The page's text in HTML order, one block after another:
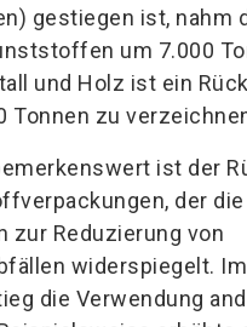
gestiegen ist, nahm
um 7.000
und Holz ist ein
Tonnen zu
ist der
der
zur Reduzierung von
widerspiegelt. Im
die Verwendung